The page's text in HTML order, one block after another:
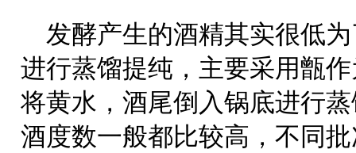
发酵产生的酒精其实很低
进行蒸馏提纯，主要采用甑
将黄水，酒尾倒入锅底进行
酒度数一般都比较高，不同